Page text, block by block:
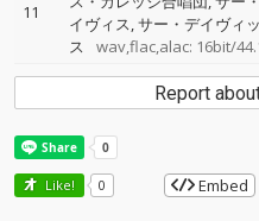
11
イヴィス サー・デイヴィ
ス
wav,flac,alac: 16bit/
Report
Like! 0 Embed